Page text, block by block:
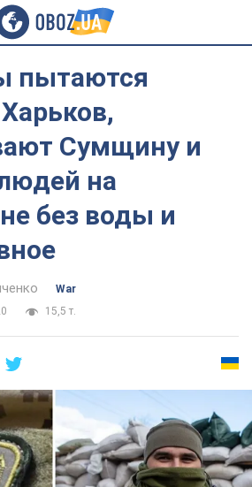
пытаются
Сумщину и
на
без воды и
War
15,5 т.